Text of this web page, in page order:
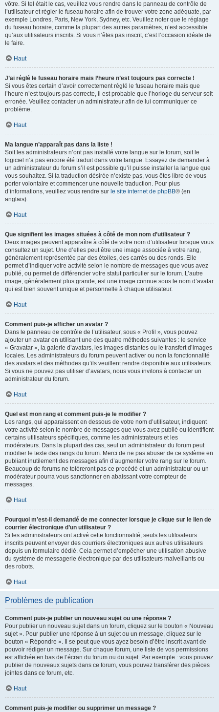
vôtre. Si tel était le cas, veuillez vous rendre dans le panneau de contrôle de
l’utilisateur et régler le fuseau horaire afin de trouver votre zone adéquate, par
exemple Londres, Paris, New York, Sydney, etc. Veuillez noter que le réglage
du fuseau horaire, comme la plupart des autres paramètres, n’est accessible
qu’aux utilisateurs inscrits. Si vous n’êtes pas inscrit, c’est l’occasion idéale de
le faire.
Haut
J’ai réglé le fuseau horaire mais l’heure n’est toujours pas correcte !
Si vous êtes certain d’avoir correctement réglé le fuseau horaire mais que
l’heure n’est toujours pas correcte, il est probable que l’horloge du serveur soit
erronée. Veuillez contacter un administrateur afin de lui communiquer ce
problème.
Haut
Ma langue n’apparaît pas dans la liste !
Soit les administrateurs n’ont pas installé votre langue sur le forum, soit le
logiciel n’a pas encore été traduit dans votre langue. Essayez de demander à
un administrateur du forum s’il est possible qu’il puisse installer la langue que
vous souhaitez. Si la traduction désirée n’existe pas, vous êtes libre de vous
porter volontaire et commencer une nouvelle traduction. Pour plus
d’informations, veuillez vous rendre sur le site internet de phpBB® (en
anglais).
Haut
Que signifient les images situées à côté de mon nom d’utilisateur ?
Deux images peuvent apparaître à côté de votre nom d’utilisateur lorsque vous
consultez un sujet. Une d’elles peut être une image associée à votre rang,
généralement représentée par des étoiles, des carrés ou des ronds. Elle
permet d’indiquer votre activité selon le nombre de messages que vous avez
publié, ou permet de différencier votre statut particulier sur le forum. L’autre
image, généralement plus grande, est une image connue sous le nom d’avatar
qui est bien souvent unique et personnelle à chaque utilisateur.
Haut
Comment puis-je afficher un avatar ?
Dans le panneau de contrôle de l’utilisateur, sous « Profil », vous pouvez
ajouter un avatar en utilisant une des quatre méthodes suivantes : le service
« Gravatar », la galerie d’avatars, les images distantes ou le transfert d’images
locales. Les administrateurs du forum peuvent activer ou non la fonctionnalité
des avatars et des méthodes qu’ils veuillent rendre disponible aux utilisateurs.
Si vous ne pouvez pas utiliser d’avatars, nous vous invitons à contacter un
administrateur du forum.
Haut
Quel est mon rang et comment puis-je le modifier ?
Les rangs, qui apparaissent en dessous de votre nom d’utilisateur, indiquent
votre activité selon le nombre de messages que vous avez publié ou identifient
certains utilisateurs spécifiques, comme les administrateurs et les
modérateurs. Dans la plupart des cas, seul un administrateur du forum peut
modifier le texte des rangs du forum. Merci de ne pas abuser de ce système en
publiant inutilement des messages afin d’augmenter votre rang sur le forum.
Beaucoup de forums ne toléreront pas ce procédé et un administrateur ou un
modérateur pourra vous sanctionner en abaissant votre compteur de
messages.
Haut
Pourquoi m’est-il demandé de me connecter lorsque je clique sur le lien de
courrier électronique d’un utilisateur ?
Si les administrateurs ont activé cette fonctionnalité, seuls les utilisateurs
inscrits peuvent envoyer des courriers électroniques aux autres utilisateurs
depuis un formulaire dédié. Cela permet d’empêcher une utilisation abusive
du système de messagerie électronique par des utilisateurs malveillants ou
des robots.
Haut
Problèmes de publication
Comment puis-je publier un nouveau sujet ou une réponse ?
Pour publier un nouveau sujet dans un forum, cliquez sur le bouton « Nouveau
sujet ». Pour publier une réponse à un sujet ou un message, cliquez sur le
bouton « Répondre ». Il se peut que vous ayez besoin d’être inscrit avant de
pouvoir rédiger un message. Sur chaque forum, une liste de vos permissions
est affichée en bas de l’écran du forum ou du sujet. Par exemple : vous pouvez
publier de nouveaux sujets dans ce forum, vous pouvez transférer des pièces
jointes dans ce forum, etc.
Haut
Comment puis-je modifier ou supprimer un message ?